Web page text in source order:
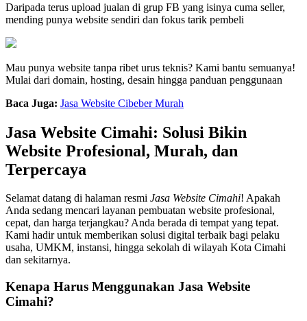
Daripada terus upload jualan di grup FB yang isinya cuma seller,
mending punya website sendiri dan fokus tarik pembeli
Mau punya website tanpa ribet urus teknis? Kami bantu semuanya!
Mulai dari domain, hosting, desain hingga panduan penggunaan
Baca Juga: Jasa Website Cibeber Murah
Jasa Website Cimahi: Solusi Bikin
Website Profesional, Murah, dan
Terpercaya
Selamat datang di halaman resmi Jasa Website Cimahi! Apakah
Anda sedang mencari layanan pembuatan website profesional,
cepat, dan harga terjangkau? Anda berada di tempat yang tepat.
Kami hadir untuk memberikan solusi digital terbaik bagi pelaku
usaha, UMKM, instansi, hingga sekolah di wilayah Kota Cimahi
dan sekitarnya.
Kenapa Harus Menggunakan Jasa Website
Cimahi?